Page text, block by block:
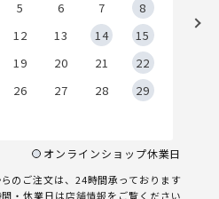
5 6 7
8
12 13 14
15
19 20 21
22
26 27 28
29
オンラインショップ休業日
のご注文は、24時間承っております
・休業日は店舗情報をご覧ください